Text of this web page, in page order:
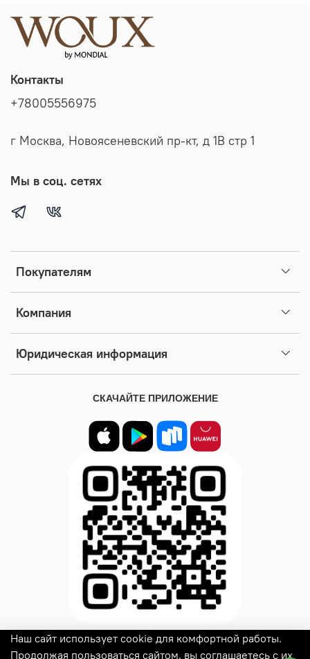
Покупателям
Компания
Юридическая информация
Контакты
+78005556975
г Москва, Новоясеневский пр-кт, д 1В стр 1
Мы в соц. сетях
СКАЧАЙТЕ ПРИЛОЖЕНИЕ
© 2025 Все права защищены
Наш сайт использует cookie для комфортной работы.
Продолжая пользоваться сайтом, вы соглашаетесь с их